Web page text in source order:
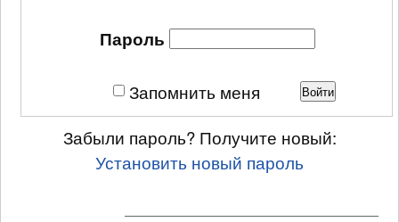
Пароль
Запомнить меня Войти
Забыли пароль? Получите новый:
Установить новый пароль